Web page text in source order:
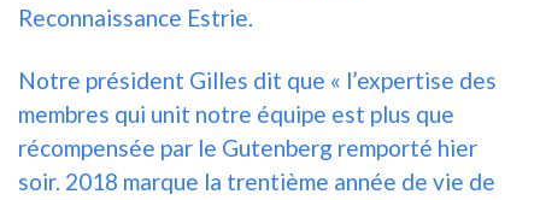
Reconnaissance Estrie.
Notre président Gilles dit que « l’expertise des
membres qui unit notre équipe est plus que
récompensée par le Gutenberg remporté hier
soir. 2018 marque la trentième année de vie de